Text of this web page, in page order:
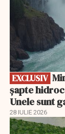
EXCLUSIV
șapte
Unele sunt
28 IULIE 2026